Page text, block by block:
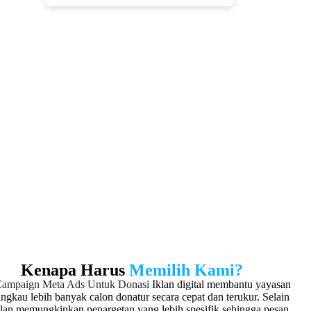
Kenapa HarusMemilih Kami?
Meta Ads Untuk Donasi Iklan digital membantu yayasan
lebih banyak calon donatur secara cepat dan terukur. Selain